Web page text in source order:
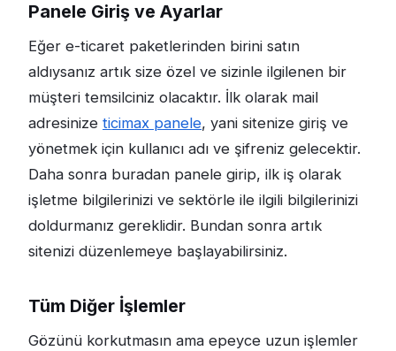
Panele Giriş ve Ayarlar
Eğer e-ticaret paketlerinden birini satın
aldıysanız artık size özel ve sizinle ilgilenen bir
müşteri temsilciniz olacaktır. İlk olarak mail
adresinize ticimax panele, yani sitenize giriş ve
yönetmek için kullanıcı adı ve şifreniz gelecektir.
Daha sonra buradan panele girip, ilk iş olarak
işletme bilgilerinizi ve sektörle ile ilgili bilgilerinizi
doldurmanız gereklidir. Bundan sonra artık
sitenizi düzenlemeye başlayabilirsiniz.
Tüm Diğer İşlemler
Gözünü korkutmasın ama epeyce uzun işlemler